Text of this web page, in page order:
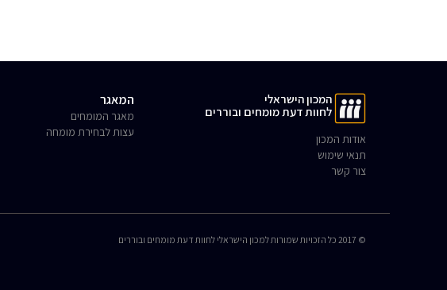
המכון הישראלי
לחוות דעת מומחים ובוררים
אודות המכון
תנאי שימוש
צור קשר
המאגר
מאגר המומחים
עצות לבחירת מומחה
© 2017 כל הזכויות שמורות למכון הישראלי לחוות דעת מומחים ובוררים